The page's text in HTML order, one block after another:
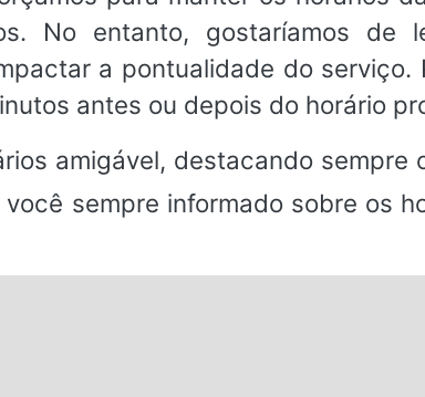
No entanto, gostaríamos de
a pontualidade do serviço.
antes ou depois do horário
amigável, destacando sempre
sempre informado sobre os